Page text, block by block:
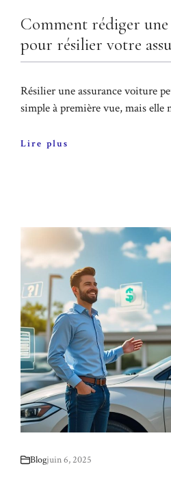
Comment rédiger
pour résilier votre
Résilier une assurance voiture
simple à première vue, mais elle
Lire plus
Blogjuin 6, 2025